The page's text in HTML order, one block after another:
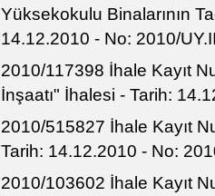
Yüksekokulu Binalarının
14.12.2010 - No: 2010/
2010/117398 İhale Kayıt
İnşaatı" İhalesi - Tarih:
2010/515827 İhale Kayıt
Tarih: 14.12.2010 - No:
2010/103602 İhale Kayıt